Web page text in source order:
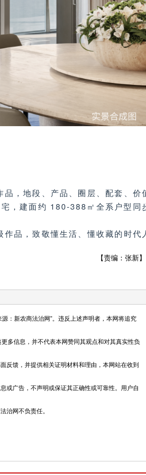
，地段、产品、圈层、配套、价
，建面约 180-388㎡全系户型同
品，致敬懂生活、懂收藏的时代
【责编：张新】
：新农商法治网”。违反上述声明者，本网将追究
多信息，并不代表本网赞同其观点和对其真实性负
反馈，并提供相关证明材料和理由，本网站在收到
或广告，不声明或保证其正确性或可靠性。用户自
治网不负责任。